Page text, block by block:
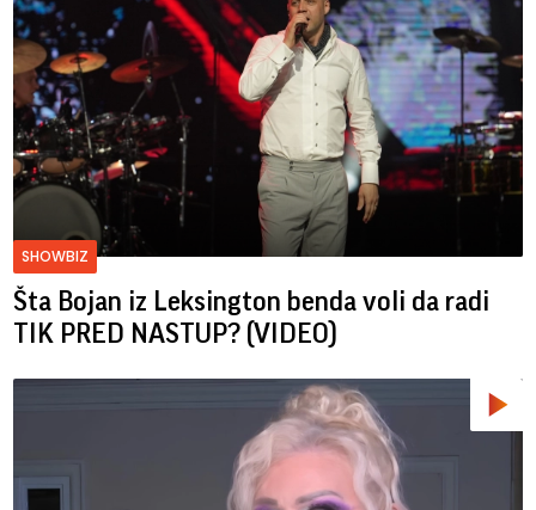
SHOWBIZ
Šta Bojan iz Leksington benda voli da radi
TIK PRED NASTUP? (VIDEO)